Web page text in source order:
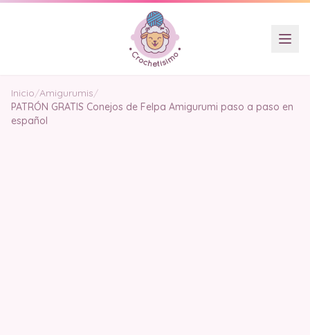
Inicio/Amigurumis/
PATRÓN GRATIS Conejos de Felpa Amigurumi paso a paso en
español